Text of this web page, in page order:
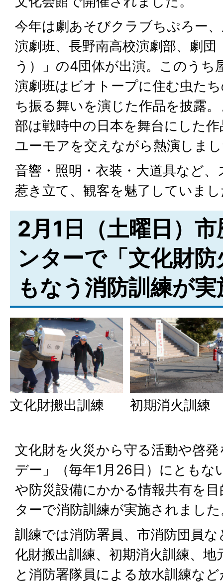
今年は劇あそびクラブちぷろー
演劇班、長野南高校演劇部、劇
う）」の4団体が出演。このうち
演劇班はビオトープに住む虫た
ち振る舞いを演じた作品を披露
部は戦時中の日本を舞台にした
ユーモアを交えながら熱演しま
音響・照明・衣装・大道具など
惹き立て、観客を魅了していま
2月1日（土曜日）
ンターで「文化財
もなう消防訓練が
文化財搬出訓練 初期消火訓練
文化財を火災から守る活動や啓
デー」（毎年1月26日）にともな
や防災設備にかかる情報共有を
ターで消防訓練が実施されまし
訓練では消防署員、市消防団員
化財搬出訓練、初期消火訓練、地
と消防署隊員による放水訓練な